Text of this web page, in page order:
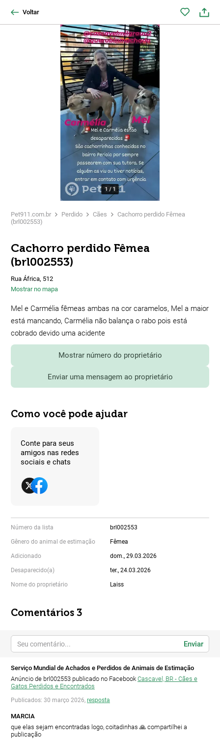
Voltar
1/1
Pet911.com.br Perdido Cães
Cachorro perdido Fêmea
(brl002553)
Cachorro perdido Fêmea
(brl002553)
Rua África, 512
Mostrar no mapa
Mel e Carmélia fêmeas ambas na cor caramelos, Mel a maior
está mancando, Carmélia não balança o rabo pois está
cobrado devido uma acidente
Mostrar número do proprietário
Enviar uma mensagem ao proprietário
Como você pode ajudar
Conte para seus
amigos nas redes
sociais e chats
Número da lista brl002553
Gênero do animal de estimação Fêmea
Adicionado dom., 29.03.2026
Desaparecido(a) ter., 24.03.2026
Nome do proprietário Laiss
Comentários 3
Enviar
Serviço Mundial de Achados e Perdidos de Animais de Estimação
Anúncio de brl002553 publicado no Facebook Cascavel, BR - Cães e
Gatos Perdidos e Encontrados
Publicados: 30 março 2026, resposta
MARCIA
que elas sejam encontradas logo, coitadinhas 🙏 compartilhei a
publicação